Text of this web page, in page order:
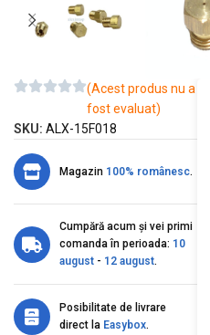
(Acest produs nu a
fost evaluat)
SKU: ALX-15F018
Magazin 100% românesc.
Cumpără acum și vei primi
comanda în perioada: 10
august - 12 august.
Posibilitate de livrare
direct la Easybox.